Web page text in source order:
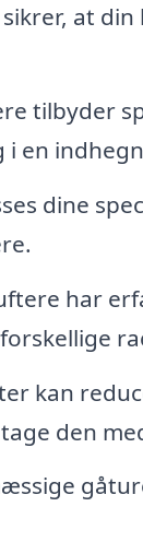
at
tilbyder
en
dine
har
kan
den